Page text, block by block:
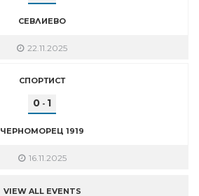
СЕВЛИЕВО
22.11.2025
СПОРТИСТ
0 - 1
ЧЕРНОМОРЕЦ 1919
16.11.2025
VIEW ALL EVENTS